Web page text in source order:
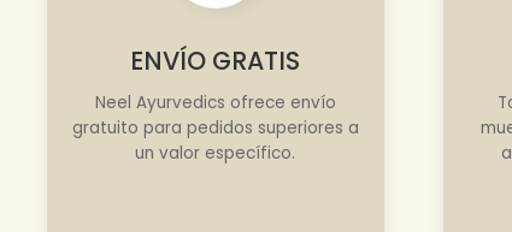
ENVÍO GRATIS
Neel Ayurvedics ofrece envío
gratuito para pedidos superiores a
un valor específico.